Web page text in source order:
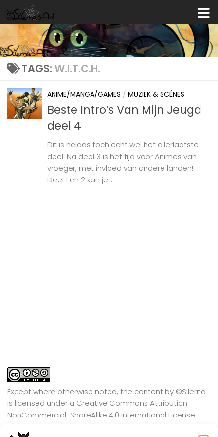
Skip to content
TAGS: W.I.T.C.H.
ANIME/MANGA/GAMES / MUZIEK & SCÉNES
Beste Intro’s Van Mijn Jeugd
deel 4
Dit is helaas toch echt wel het allerlaatste
deel. Na deel 3 is het tijd voor Animes van
vroeger, met invloed van andere landen!
Deel 1 en 2 kan je...
Except where otherwise noted, the content by ©Silerna
is licensed under a Creative Commons Attribution-
NonCommercial-ShareAlike 4.0 International License.